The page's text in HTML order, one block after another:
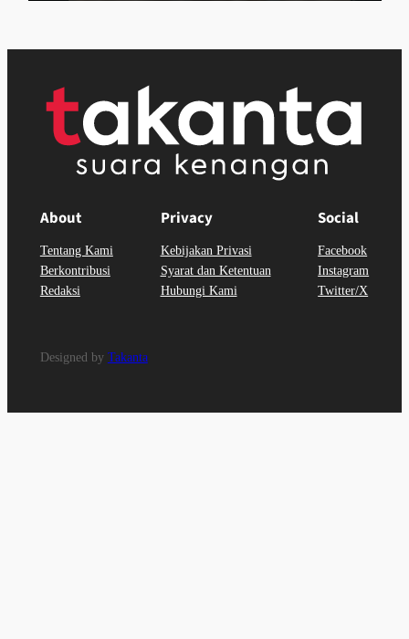
About
Tentang Kami
Berkontribusi
Redaksi
Privacy
Kebijakan Privasi
Syarat dan Ketentuan
Hubungi Kami
Social
Facebook
Instagram
Twitter/X
Designed by Takanta